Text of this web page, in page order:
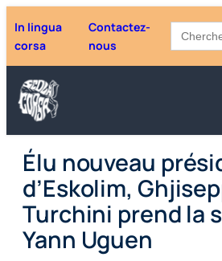
In lingua
corsa
Contactez-
nous
Search
for:
Élu nouveau
d’Eskolim,
Turchini prend la
Yann Uguen